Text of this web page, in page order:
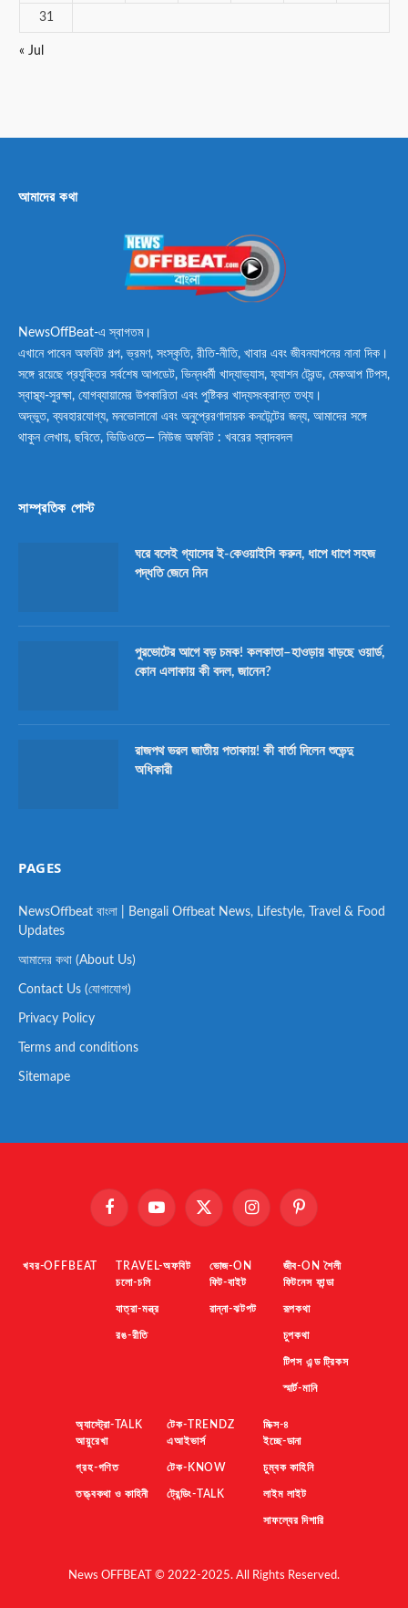
31
« Jul
আমাদের কথা
NewsOffBeat-এ স্বাগতম।
এখানে পাবেন অফবিট গল্প, ভ্রমণ, সংস্কৃতি, রীতি-নীতি, খাবার এবং জীবনযাপনের নানা দিক।
সঙ্গে রয়েছে প্রযুক্তির সর্বশেষ আপডেট, ভিন্নধর্মী খাদ্যাভ্যাস, ফ্যাশন ট্রেন্ড, মেকআপ টিপস,
স্বাস্থ্য-সুরক্ষা, যোগব্যায়ামের উপকারিতা এবং পুষ্টিকর খাদ্যসংক্রান্ত তথ্য।
অদ্ভুত, ব্যবহারযোগ্য, মনভোলানো এবং অনুপ্রেরণাদায়ক কনটেন্টের জন্য, আমাদের সঙ্গে
থাকুন লেখায়, ছবিতে, ভিডিওতে— নিউজ অফবিট : খবরের স্বাদবদল
সাম্প্রতিক পোস্ট
ঘরে বসেই গ্যাসের ই-কেওয়াইসি করুন, ধাপে ধাপে সহজ
পদ্ধতি জেনে নিন
পুরভোটের আগে বড় চমক! কলকাতা–হাওড়ায় বাড়ছে ওয়ার্ড,
কোন এলাকায় কী বদল, জানেন?
রাজপথ ভরল জাতীয় পতাকায়! কী বার্তা দিলেন শুভেন্দু
অধিকারী
PAGES
NewsOffbeat বাংলা | Bengali Offbeat News, Lifestyle, Travel & Food
Updates
আমাদের কথা (About Us)
Contact Us (যোগাযোগ)
Privacy Policy
Terms and conditions
Sitemape
FacebookYouTube X
InstagramPinterest
খবর-OFFBEAT
TRAVEL-অফবিট
চলো-চলি
যাত্রা-মন্ত্র
রঙ-রীতি
ভোজ-ON
ফিট-বাইট
রান্না-ঝটপট
জীব-ON শৈলী
ফিটনেস ফান্ডা
রূপকথা
চুপকথা
টিপস এন্ড ট্রিকস
স্মার্ট-মানি
অ্যাস্ট্রো-TALK
আয়ুরেখা
গ্রহ-গণিত
তত্ত্বকথা ও কাহিনী
টেক-TRENDZ
এআইভার্স
টেক-KNOW
ট্রেন্ডিং-TALK
মিক্স-৪
ইচ্ছে-ডানা
চুম্বক কাহিনি
লাইম লাইট
সাফল্যের দিশারি
News OFFBEAT © 2022-2025. All Rights Reserved.